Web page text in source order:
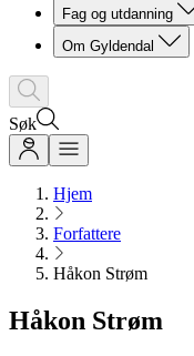
Fag og utdanning
Om Gyldendal
Søk
Hjem
Forfattere
Håkon Strøm
Håkon Strøm